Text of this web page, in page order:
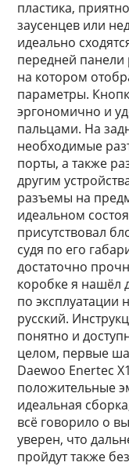
пластика,
заусенцев или
идеально
передней панели
на котором
параметры.
эргономично и
пальцами. На
необходимые
порты, а также
другим
разъемы на
идеальном
присутствовал
судя по его
достаточно
коробке я нашёл
по эксплуатации
русский.
понятно и
целом, первые
Daewoo Enertec
положительные
идеальная
всё говорило о
уверен, что
пройдут также